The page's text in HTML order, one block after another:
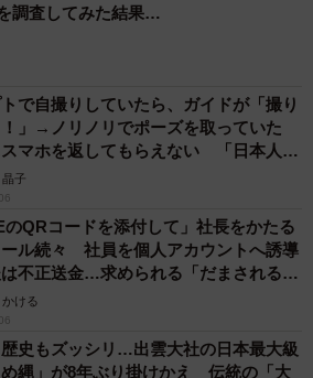
調査してみた結果…
で自撮りしていたら、ガイドが「撮り
！」→ノリノリでポーズを取っていた
マホを返してもらえない 「日本人は
かも」「私は6時間で3万円払った」
子
のQRコードを添付して」社長をかたる
ル続々 社員を個人アカウントへ誘導
不正送金…求められる「だまされる前
策
かける
史もズッシリ…出雲大社の日本最大級
め縄」が8年ぶり掛けかえ 伝統の「大